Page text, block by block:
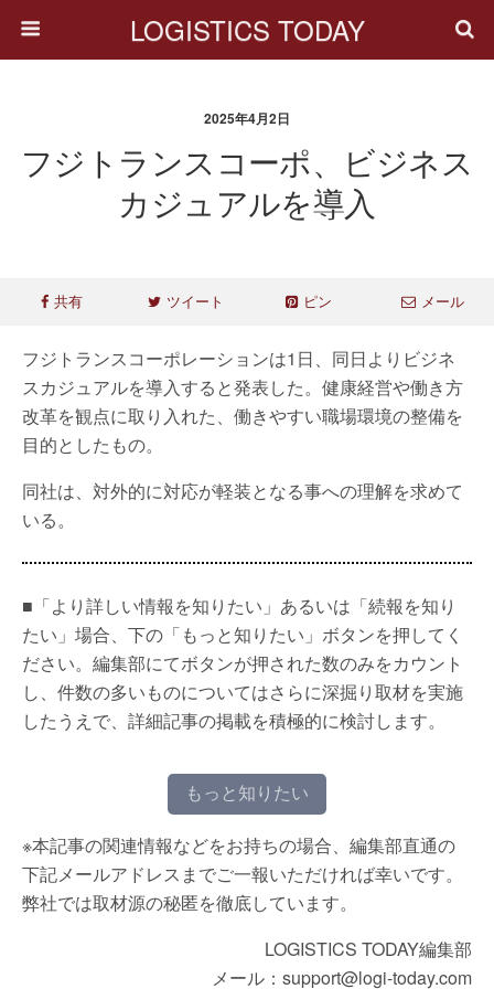
LOGISTICS TODAY
2025年4月2日
フジトランスコーポ、ビジネス
カジュアルを導入
共有 ツイート ピン メール
フジトランスコーポレーションは1日、同日よりビジネ
スカジュアルを導入すると発表した。健康経営や働き方
改革を観点に取り入れた、働きやすい職場環境の整備を
目的としたもの。
同社は、対外的に対応が軽装となる事への理解を求めて
いる。
■「より詳しい情報を知りたい」あるいは「続報を知り
たい」場合、下の「もっと知りたい」ボタンを押してく
ださい。編集部にてボタンが押された数のみをカウント
し、件数の多いものについてはさらに深掘り取材を実施
したうえで、詳細記事の掲載を積極的に検討します。
もっと知りたい
※本記事の関連情報などをお持ちの場合、編集部直通の
下記メールアドレスまでご一報いただければ幸いです。
弊社では取材源の秘匿を徹底しています。
LOGISTICS TODAY編集部
メール：support@logi-today.com